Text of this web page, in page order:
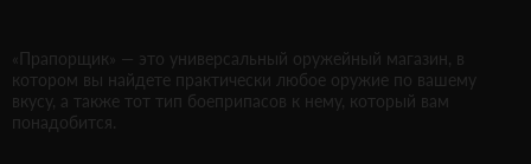
«Прапорщик» — это универсальный оружейный магазин, в
котором вы найдете практически любое оружие по вашему
вкусу, а также тот тип боеприпасов к нему, который вам
понадобится.